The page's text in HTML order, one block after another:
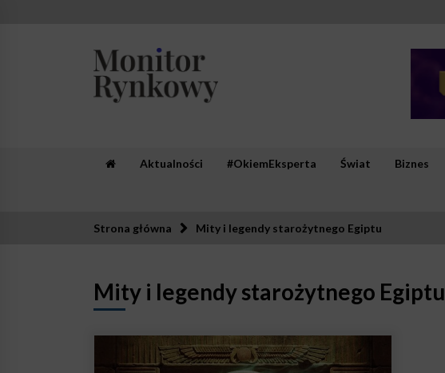
Aktualności #OkiemEksperta Świat Biznes
Strona główna Mity i legendy starożytnego Egiptu
Mity i legendy starożytnego Egiptu